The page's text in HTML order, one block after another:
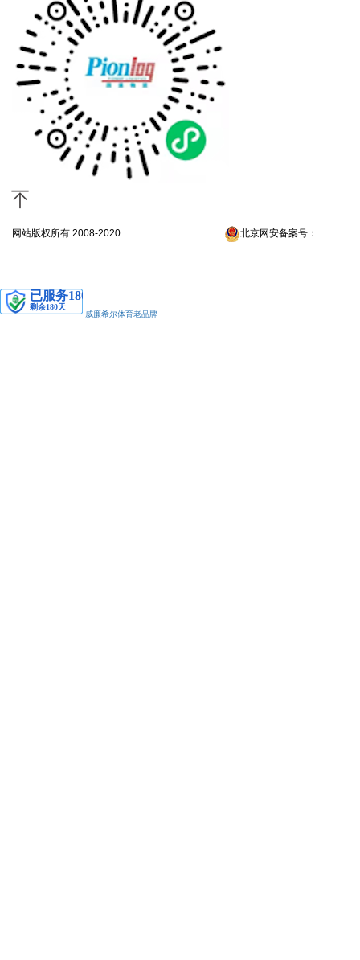
网站版权所有 2008-2020 北京网安备案号：
威廉希尔体育老品牌